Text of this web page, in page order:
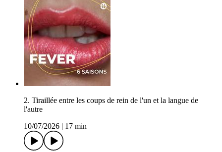
2. Tiraillée entre les coups de rein de l'un et la langue de
l'autre
10/07/2026
17 min